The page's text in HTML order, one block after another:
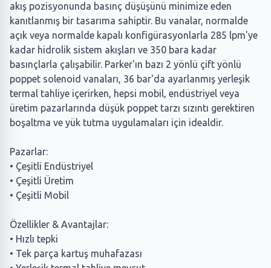
akış pozisyonunda basınç düşüşünü minimize eden
kanıtlanmış bir tasarıma sahiptir. Bu vanalar, normalde
açık veya normalde kapalı konfigürasyonlarla 285 lpm'ye
kadar hidrolik sistem akışları ve 350 bara kadar
basınçlarla çalışabilir. Parker'ın bazı 2 yönlü çift yönlü
poppet solenoid vanaları, 36 bar'da ayarlanmış yerleşik
termal tahliye içerirken, hepsi mobil, endüstriyel veya
üretim pazarlarında düşük poppet tarzı sızıntı gerektiren
boşaltma ve yük tutma uygulamaları için idealdir.
Pazarlar:
• Çeşitli Endüstriyel
• Çeşitli Üretim
• Çeşitli Mobil
Özellikler & Avantajlar:
• Hızlı tepki
• Tek parça kartuş muhafazası